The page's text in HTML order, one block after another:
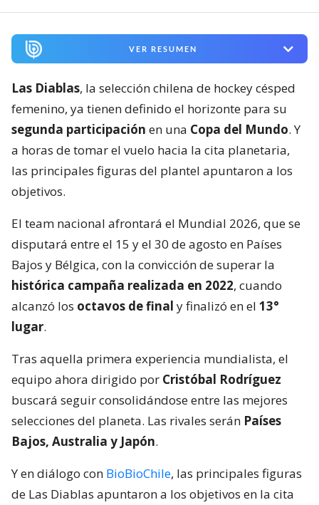
VER RESUMEN
Las Diablas, la selección chilena de hockey césped
femenino, ya tienen definido el horizonte para su
segunda participación en una Copa del Mundo. Y
a horas de tomar el vuelo hacia la cita planetaria,
las principales figuras del plantel apuntaron a los
objetivos.
El team nacional afrontará el Mundial 2026, que se
disputará entre el 15 y el 30 de agosto en Países
Bajos y Bélgica, con la convicción de superar la
histórica campaña realizada en 2022, cuando
alcanzó los octavos de final y finalizó en el 13°
lugar.
Tras aquella primera experiencia mundialista, el
equipo ahora dirigido por Cristóbal Rodríguez
buscará seguir consolidándose entre las mejores
selecciones del planeta. Las rivales serán Países
Bajos, Australia y Japón.
Y en diálogo con BioBioChile, las principales figuras
de Las Diablas apuntaron a los objetivos en la cita